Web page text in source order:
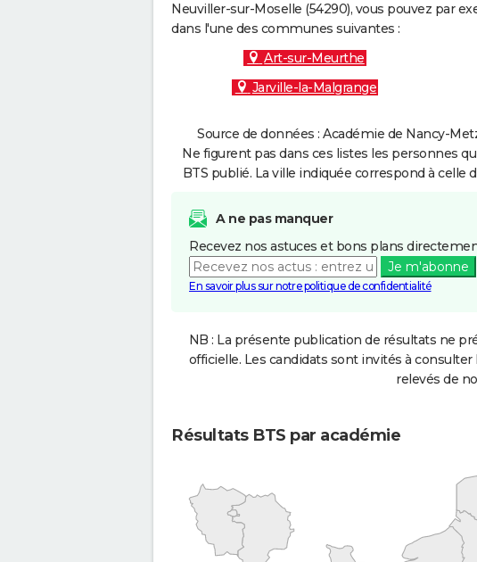
Neuviller-sur-Moselle (54290), vous pouvez par
dans l'une des communes suivantes :
Art-sur-Meurthe
Jarville-la-Malgrange
Source de données : Académie de Nancy-
Ne figurent pas dans ces listes les personnes
BTS publié. La ville indiquée correspond à
A ne pas manquer
Recevez nos astuces et bons plans
Je m'abonne
En savoir plus sur notre politique de confidentialité
NB : La présente publication de résultats ne
officielle. Les candidats sont invités à
relevés de
Résultats BTS par académie